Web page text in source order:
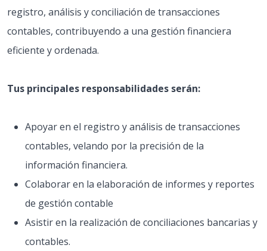
registro, análisis y conciliación de transacciones
contables, contribuyendo a una gestión financiera
eficiente y ordenada.
Tus principales responsabilidades serán:
Apoyar en el registro y análisis de transacciones
contables, velando por la precisión de la
información financiera.
Colaborar en la elaboración de informes y reportes
de gestión contable
Asistir en la realización de conciliaciones bancarias y
contables.